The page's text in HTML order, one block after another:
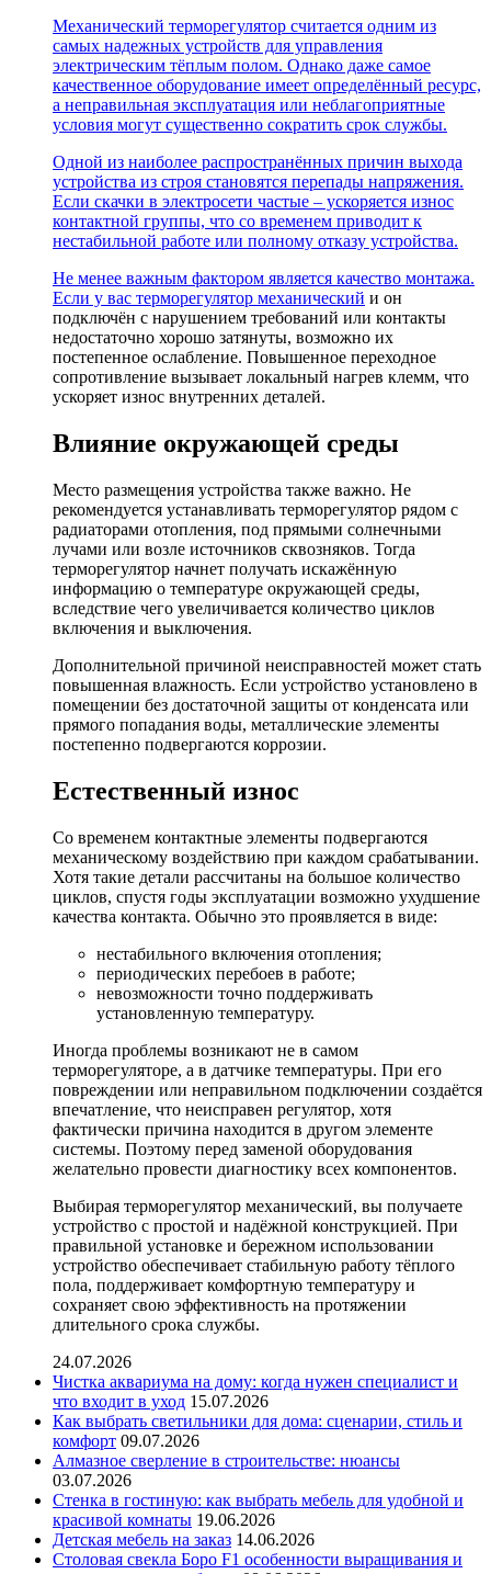
Механический терморегулятор считается одним из
самых надежных устройств для управления
электрическим тёплым полом. Однако даже самое
качественное оборудование имеет определённый ресурс,
а неправильная эксплуатация или неблагоприятные
условия могут существенно сократить срок службы.
Одной из наиболее распространённых причин выхода
устройства из строя становятся перепады напряжения.
Если скачки в электросети частые – ускоряется износ
контактной группы, что со временем приводит к
нестабильной работе или полному отказу устройства.
Не менее важным фактором является качество монтажа.
Если у вас терморегулятор механический и он
подключён с нарушением требований или контакты
недостаточно хорошо затянуты, возможно их
постепенное ослабление. Повышенное переходное
сопротивление вызывает локальный нагрев клемм, что
ускоряет износ внутренних деталей.
Влияние окружающей среды
Место размещения устройства также важно. Не
рекомендуется устанавливать терморегулятор рядом с
радиаторами отопления, под прямыми солнечными
лучами или возле источников сквозняков. Тогда
терморегулятор начнет получать искажённую
информацию о температуре окружающей среды,
вследствие чего увеличивается количество циклов
включения и выключения.
Дополнительной причиной неисправностей может стать
повышенная влажность. Если устройство установлено в
помещении без достаточной защиты от конденсата или
прямого попадания воды, металлические элементы
постепенно подвергаются коррозии.
Естественный износ
Со временем контактные элементы подвергаются
механическому воздействию при каждом срабатывании.
Хотя такие детали рассчитаны на большое количество
циклов, спустя годы эксплуатации возможно ухудшение
качества контакта. Обычно это проявляется в виде:
нестабильного включения отопления;
периодических перебоев в работе;
невозможности точно поддерживать
установленную температуру.
Иногда проблемы возникают не в самом
терморегуляторе, а в датчике температуры. При его
повреждении или неправильном подключении создаётся
впечатление, что неисправен регулятор, хотя
фактически причина находится в другом элементе
системы. Поэтому перед заменой оборудования
желательно провести диагностику всех компонентов.
Выбирая терморегулятор механический, вы получаете
устройство с простой и надёжной конструкцией. При
правильной установке и бережном использовании
устройство обеспечивает стабильную работу тёплого
пола, поддерживает комфортную температуру и
сохраняет свою эффективность на протяжении
длительного срока службы.
24.07.2026
Чистка аквариума на дому: когда нужен специалист и
что входит в уход 15.07.2026
Как выбрать светильники для дома: сценарии, стиль и
комфорт 09.07.2026
Алмазное сверление в строительстве: нюансы
03.07.2026
Стенка в гостиную: как выбрать мебель для удобной и
красивой комнаты 19.06.2026
Детская мебель на заказ 14.06.2026
Столовая свекла Боро F1 особенности выращивания и